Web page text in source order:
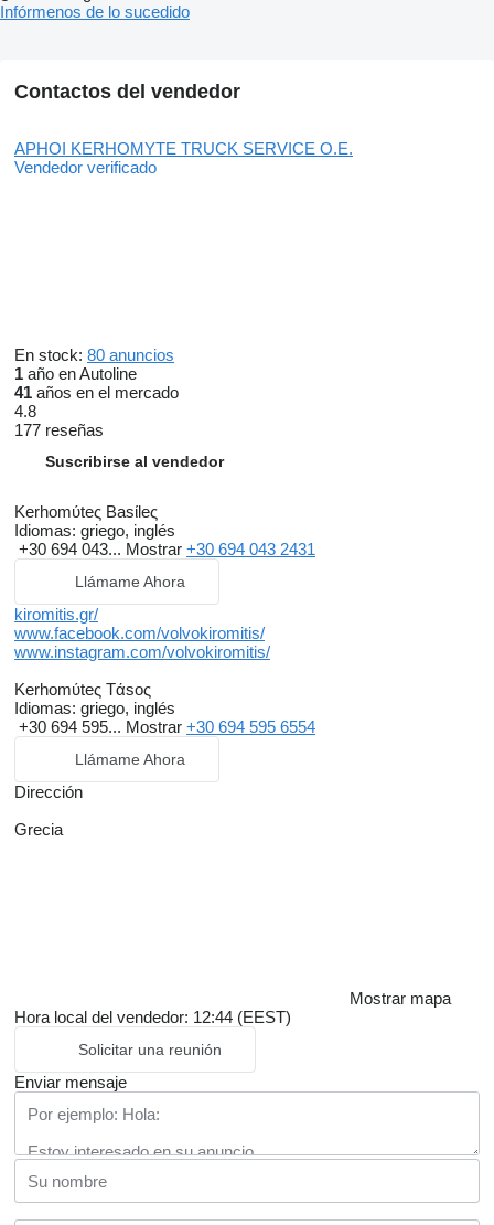
Infórmenos de lo sucedido
Contactos del vendedor
APHOI KERHOMYTE TRUCK SERVICE O.E.
Vendedor verificado
En stock: 80 anuncios
1 año en Autoline
41 años en el mercado
4.8
177 reseñas
Suscribirse al vendedor
Kerhomύteς Basίleς
Idiomas: griego, inglés
+30 694 043... Mostrar +30 694 043 2431
Llámame Ahora
kiromitis.gr/
www.facebook.com/volvokiromitis/
www.instagram.com/volvokiromitis/
Kerhomύteς Tάsoς
Idiomas: griego, inglés
+30 694 595... Mostrar +30 694 595 6554
Llámame Ahora
Dirección
Grecia
Mostrar mapa
Hora local del vendedor: 12:44 (EEST)
Solicitar una reunión
Enviar mensaje